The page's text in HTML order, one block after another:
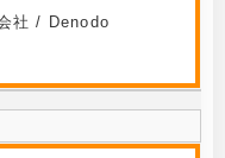
社 / Denodo